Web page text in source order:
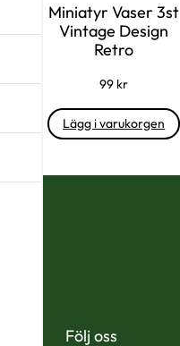
Miniatyr Vaser 3st
Vintage Design
Retro
99 kr
Lägg i varukorgen
Följ oss